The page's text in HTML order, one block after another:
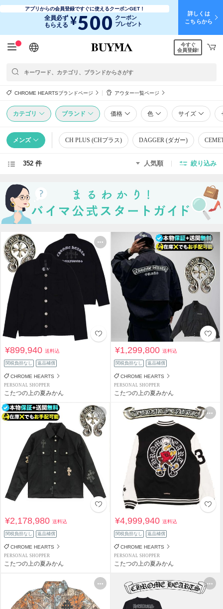
アプリからの会員登録ですぐに使えるクーポンGET！
全員必ず
もらえる ¥500 クーポン
プレゼント
詳しくは
こちらから
日本語
English
简体中文
繁體中文
今すぐ
会員登録!
CHROME HEARTSブランドページ アウター一覧ページ
カテゴリ ブランド 価格 色 サイズ
メンズ CH PLUS (CHプラス) DAGGER (ダガー)
352 件 人気順 絞り込み
¥899,940送料込
関税負担なし 返品補償
CHROME HEARTS
PERSONAL SHOPPER
こたつの上の夏みかん
¥1,299,800送料込
関税負担なし 返品補償
CHROME HEARTS
PERSONAL SHOPPER
こたつの上の夏みかん
¥2,178,980送料込
関税負担なし 返品補償
CHROME HEARTS
PERSONAL SHOPPER
こたつの上の夏みかん
¥4,999,940送料込
関税負担なし 返品補償
CHROME HEARTS
PERSONAL SHOPPER
こたつの上の夏みかん